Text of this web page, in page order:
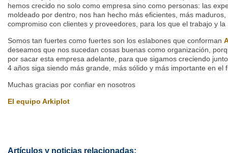
hemos crecido no solo como empresa sino como personas: las
moldeado por dentro, nos han hecho más eficientes, más
compromiso con clientes y proveedores, para los que el trabajo y
Somos tan fuertes como fuertes son los eslabones que conforman
deseamos que nos sucedan cosas buenas como organización,
por sacar esta empresa adelante, para que sigamos creciendo
4 años siga siendo más grande, más sólido y más importante en el
Muchas gracias por confiar en nosotros
El equipo Arkiplot
Artículos y noticias relacionadas: